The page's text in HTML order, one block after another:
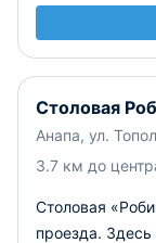
Столовая
Анапа, ул.
3.7 км до
Столовая
проезда.